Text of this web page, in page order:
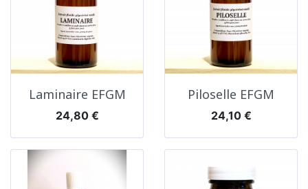
Laminaire EFGM
Prix
24,80 €
Piloselle EFGM
Prix
24,10 €